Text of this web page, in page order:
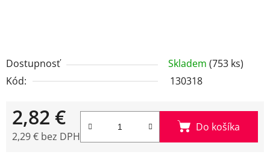
Dostupnosť Skladem (753 ks)
Kód:
130318
2,82 €
2,29 € bez DPH
Do košíka